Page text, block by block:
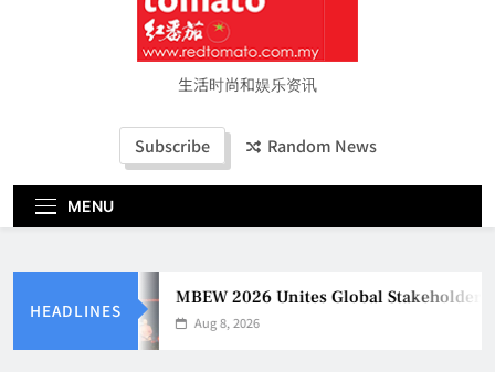
Epson reinvents affordable printing with next-
generation EcoTank Series
Couture Fashion Week Malaysia 2026– Press
生活时尚和娱乐资讯
Subscribe Random News
MENU
HEADLINES
MBEW 2026 Unites Global Stakeholders
Aug 8, 2026